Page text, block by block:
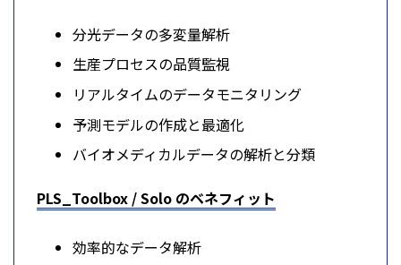
分光データの多変量解析
生産プロセスの品質監視
リアルタイムのデータモニタリング
予測モデルの作成と最適化
バイオメディカルデータの解析と分類
PLS_Toolbox / Solo のベネフィット
効率的なデータ解析